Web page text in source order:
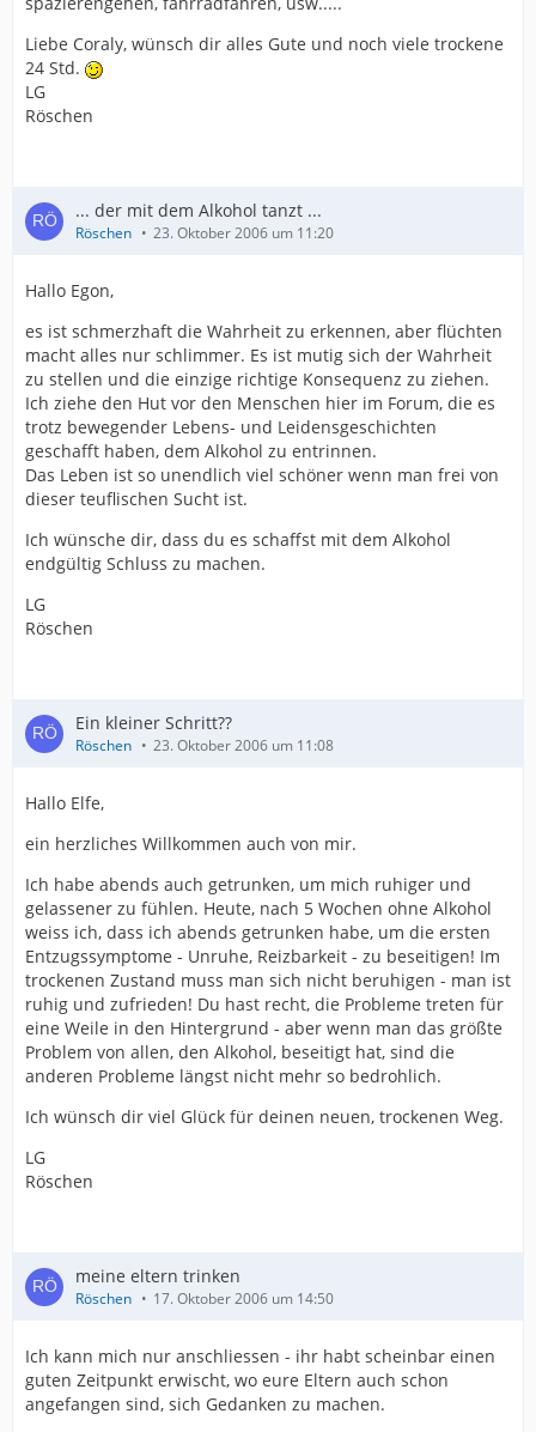
Liebe Coraly, wünsch dir alles Gute und noch viele trockene
24 Std.
LG
Röschen
... der mit dem Alkohol tanzt ...
Röschen 23. Oktober 2006 um 11:20
Hallo Egon,
es ist schmerzhaft die Wahrheit zu erkennen, aber flüchten
macht alles nur schlimmer. Es ist mutig sich der Wahrheit
zu stellen und die einzige richtige Konsequenz zu ziehen.
Ich ziehe den Hut vor den Menschen hier im Forum, die es
trotz bewegender Lebens- und Leidensgeschichten
geschafft haben, dem Alkohol zu entrinnen.
Das Leben ist so unendlich viel schöner wenn man frei von
dieser teuflischen Sucht ist.
Ich wünsche dir, dass du es schaffst mit dem Alkohol
endgültig Schluss zu machen.
LG
Röschen
Ein kleiner Schritt??
Röschen 23. Oktober 2006 um 11:08
Hallo Elfe,
ein herzliches Willkommen auch von mir.
Ich habe abends auch getrunken, um mich ruhiger und
gelassener zu fühlen. Heute, nach 5 Wochen ohne Alkohol
weiss ich, dass ich abends getrunken habe, um die ersten
Entzugssymptome - Unruhe, Reizbarkeit - zu beseitigen! Im
trockenen Zustand muss man sich nicht beruhigen - man ist
ruhig und zufrieden! Du hast recht, die Probleme treten für
eine Weile in den Hintergrund - aber wenn man das größte
Problem von allen, den Alkohol, beseitigt hat, sind die
anderen Probleme längst nicht mehr so bedrohlich.
Ich wünsch dir viel Glück für deinen neuen, trockenen Weg.
LG
Röschen
meine eltern trinken
Röschen 17. Oktober 2006 um 14:50
Ich kann mich nur anschliessen - ihr habt scheinbar einen
guten Zeitpunkt erwischt, wo eure Eltern auch schon
angefangen sind, sich Gedanken zu machen.